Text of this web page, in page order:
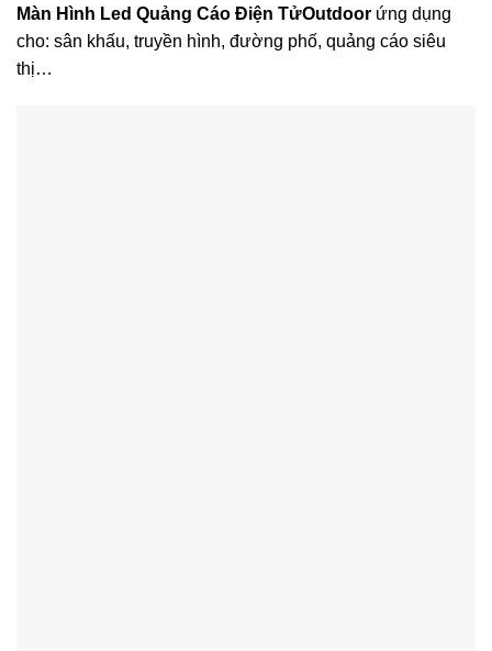
Màn Hình Led Quảng Cáo Điện TửOutdoor ứng dụng
cho: sân khấu, truyền hình, đường phố, quảng cáo siêu
thị…